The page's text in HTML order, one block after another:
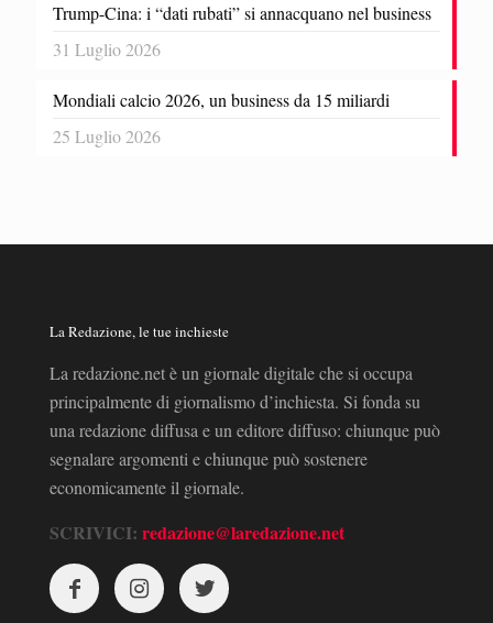
Trump-Cina: i “dati rubati” si annacquano nel business
31 Luglio 2026
Mondiali calcio 2026, un business da 15 miliardi
25 Luglio 2026
La Redazione, le tue inchieste
La redazione.net è un giornale digitale che si occupa
principalmente di giornalismo d’inchiesta. Si fonda su
una redazione diffusa e un editore diffuso: chiunque può
segnalare argomenti e chiunque può sostenere
economicamente il giornale.
SCRIVICI: redazione@laredazione.net